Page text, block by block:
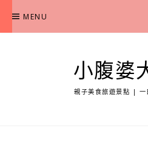
content
MENU
小腹婆
親子美食旅遊景點 |